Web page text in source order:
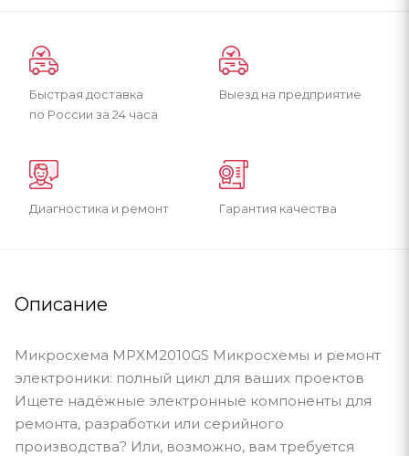
Быстрая доставка
по России за 24 часа
Выезд на предприятие
Диагностика и ремонт Гарантия качества
Описание
Микросхема MPXM2010GS Микросхемы и ремонт
электроники: полный цикл для ваших проектов
Ищете надёжные электронные компоненты для
ремонта, разработки или серийного
производства? Или, возможно, вам требуется